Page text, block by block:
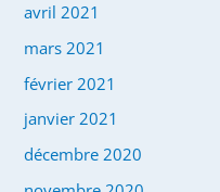
avril 2021
mars 2021
février 2021
janvier 2021
décembre 2020